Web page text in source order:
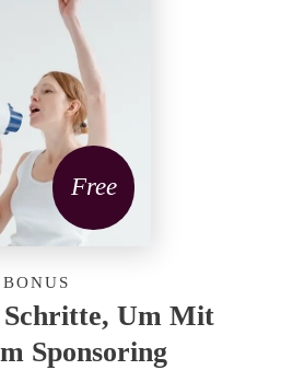
BONUS
Schritte, Um Mit
Sponsoring
Free